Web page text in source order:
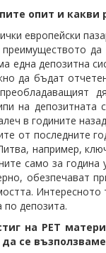
опит и какви
европейски
преимуществото
една депозитна
да бъдат
на
в годините
от последните
например,
само за
обезпечават
по депозита.
на PET
се